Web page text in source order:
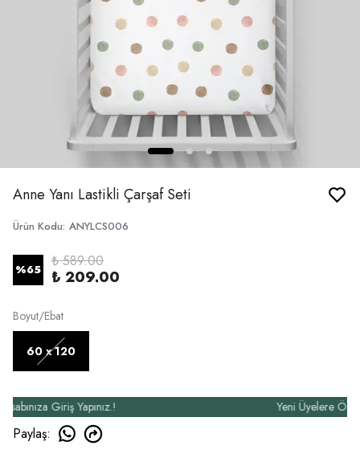
Anne Yanı Lastikli Çarşaf Seti
Ürün Kodu: ANYLCS006
%65 ₺ 589.00
₺ 209.00
Boyut/Ebat
60 x 120
Giriş Yapınız.! Yeni Üyelere Özel
Paylaş: